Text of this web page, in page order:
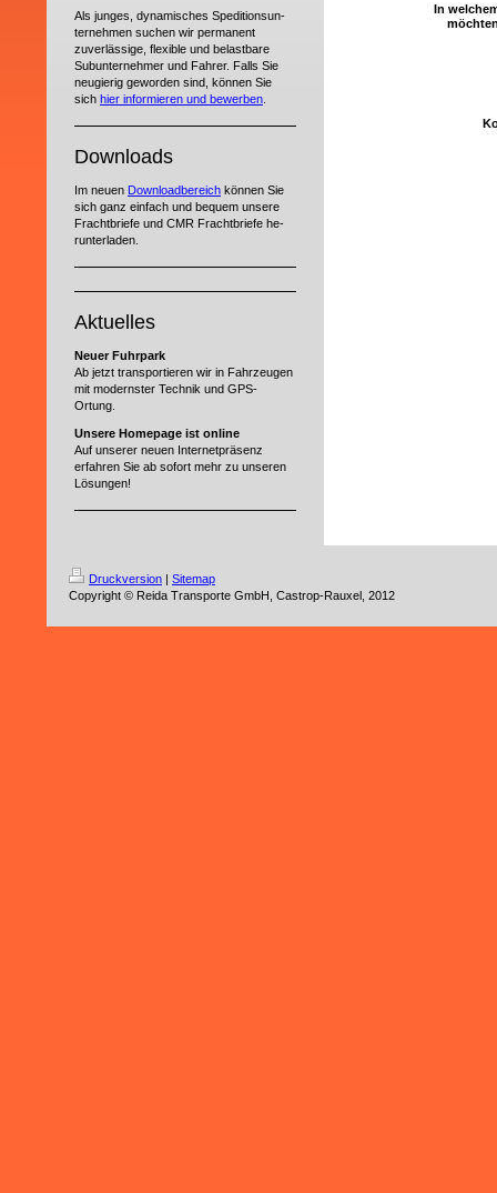
Als junges, dynamisches Spe­di­tions­un­
ter­neh­men suchen wir permanent
zuverlässige, flexible und belastbare
Sub­un­ter­neh­mer und Fahrer. Falls Sie
neugierig geworden sind, können Sie
sich hier informieren und bewerben
Downloads
Im neuen Down­load­be­reich kön­nen Sie
sich ganz einfach und bequem unsere
Frachtbriefe und CMR Frachtbriefe he­
run­ter­la­den.
Aktuelles
Neuer Fuhrpark
Ab jetzt transportieren wir in Fahrzeugen
mit modernster Technik und GPS-
Ortung.
Unsere Homepage ist online
Auf unserer neuen Internet­präsenz
erfahren Sie ab sofort mehr zu unseren
Lösungen!
In
Druckversion | Sitemap
Copyright © Reida Transporte GmbH, Castrop-Rauxel, 2012